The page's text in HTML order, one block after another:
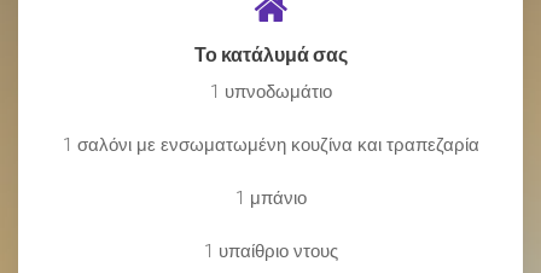
Το κατάλυμά σας
1 υπνοδωμάτιο
1 σαλόνι με ενσωματωμένη κουζίνα και τραπεζαρία
1 μπάνιο
1 υπαίθριο ντους